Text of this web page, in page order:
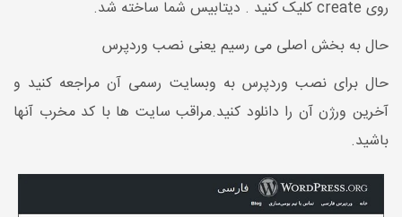
روی create کلیک کنید . دیتابیس شما ساخته شد.
حال به بخش اصلی می رسیم یعنی نصب وردپرس
حال برای نصب وردپرس به وبسایت رسمی آن مراجعه کنید و
آخرین ورژن آن را دانلود کنید.مراقب سایت ها با کد مخرب آنها
باشید.